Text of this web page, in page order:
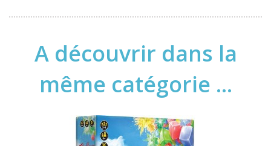
A découvrir dans la
même catégorie ...